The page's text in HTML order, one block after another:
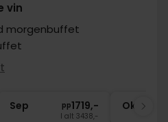
vin
morgenbuffet
vin
Sep pp1719,-
I alt 3438,-
Okt